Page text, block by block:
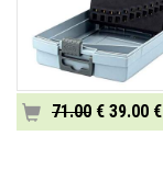
71.00 € 39.00 €